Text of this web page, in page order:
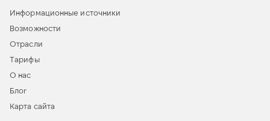
Информационные источники
Возможности
Отрасли
Тарифы
О нас
Блог
Карта сайта